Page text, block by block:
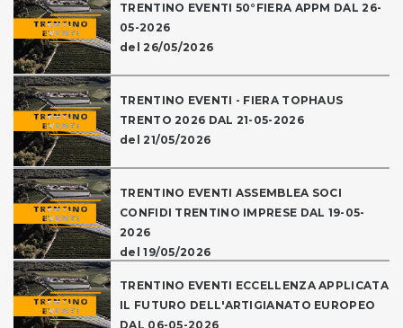
TRENTINO EVENTI 50°FIERA APPM DAL 26-
05-2026
del 26/05/2026
TRENTINO EVENTI - FIERA TOPHAUS
TRENTO 2026 DAL 21-05-2026
del 21/05/2026
TRENTINO EVENTI ASSEMBLEA SOCI
CONFIDI TRENTINO IMPRESE DAL 19-05-
2026
del 19/05/2026
TRENTINO EVENTI ECCELLENZA APPLICATA
IL FUTURO DELL'ARTIGIANATO EUROPEO
DAL 06-05-2026